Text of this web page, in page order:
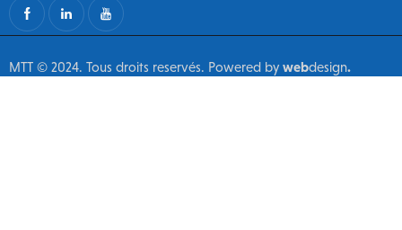
MTT © 2024. Tous droits reservés. Powered by webdesign.